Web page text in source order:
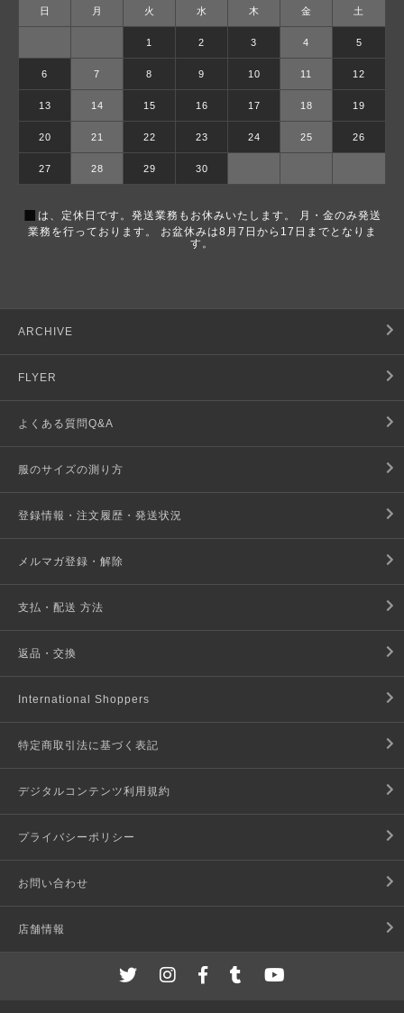
日 月 火 水 木 金 土
1 2 3 4 5
6 7 8 9 10 11 12
13 14 15 16 17 18 19
20 21 22 23 24 25 26
27 28 29 30
■ は、定休日です。発送業務もお休みいたします。 月・金のみ発送
業務を行っております。 お盆休みは8月7日から17日までとなりま
す。
ARCHIVE
FLYER
よくある質問Q&A
服のサイズの測り方
登録情報・注文履歴・発送状況
メルマガ登録・解除
支払・配送 方法
返品・交換
International Shoppers
特定商取引法に基づく表記
デジタルコンテンツ利用規約
プライバシーポリシー
お問い合わせ
店舗情報